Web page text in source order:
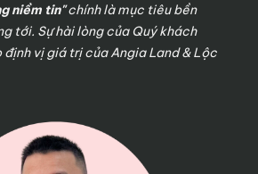
niềm tin"chính là mục tiêu bền
tới. Sự hài lòng của Quý khách
định vị giá trị của Angia Land & Lộc